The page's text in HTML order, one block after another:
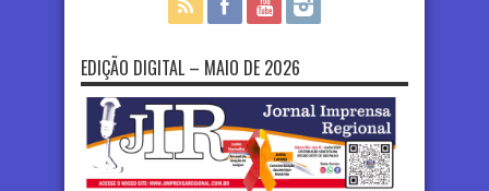
EDIÇÃO DIGITAL – MAIO DE 2026